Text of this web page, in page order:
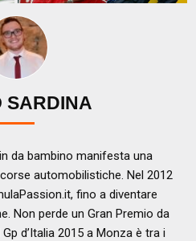
SARDINA
da bambino manifesta una
automobilistiche. Nel 2012
fino a diventare
Non perde un Gran Premio da
d’Italia 2015 a Monza è tra i